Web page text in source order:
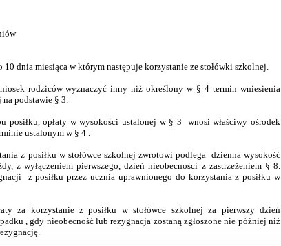
dnia miesiąca w którym następuje korzystanie ze stołówki szkolnej.
rodziców wyznaczyć inny niż określony w § 4 termin wniesienia
na podstawie § 3.
posiłku, opłaty w wysokości ustalonej w § 3 wnosi właściwy ośrodek
ustalonym w § 4 .
z posiłku w stołówce szkolnej zwrotowi podlega dzienna wysokość
z wyłączeniem pierwszego, dzień nieobecności z zastrzeżeniem § 8.
z posiłku przez ucznia uprawnionego do korzystania z posiłku w
za korzystanie z posiłku w stołówce szkolnej za pierwszy dzień
, gdy nieobecność lub rezygnacja zostaną zgłoszone nie później niż